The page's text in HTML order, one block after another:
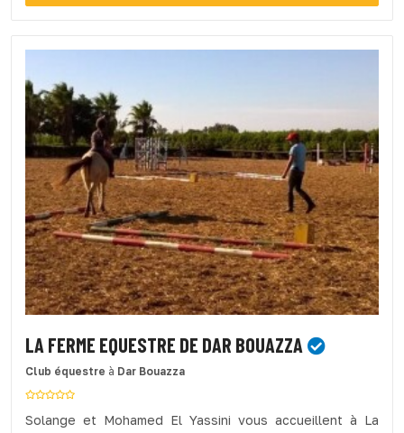
LA FERME EQUESTRE DE DAR BOUAZZA
Club équestre à Dar Bouazza
Solange et Mohamed El Yassini vous accueillent à La